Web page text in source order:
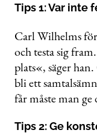
Tips 1: Var inte
Carl Wilhelms
och testa sig
plats«, säger
bli ett
får måste man ge
Tips 2: Ge